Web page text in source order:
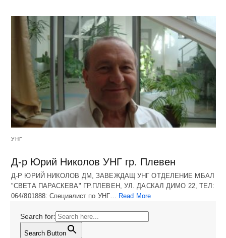
УНГ
Д-р Юрий Николов УНГ гр. Плевен
Д-Р ЮРИЙ НИКОЛОВ ДМ, ЗАВЕЖДАЩ УНГ ОТДЕЛЕНИЕ МБАЛ
"СВЕТА ПАРАСКЕВА" ГР.ПЛЕВЕН, УЛ. ДАСКАЛ ДИМО 22, ТЕЛ:
064/801888: Специалист по УНГ… Read More
Search for:
Search Button